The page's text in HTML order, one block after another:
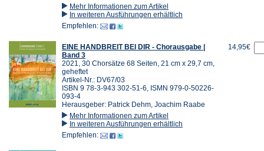
Mehr Informationen zum Artikel
In weiteren Ausführungen erhältlich
Empfehlen:
EINE HANDBREIT BEI DIR - Chorausgabe |
Band 3
2021, 30 Chorsätze 68 Seiten, 21 cm x 29,7 cm,
geheftet
Artikel-Nr.: DV67/03
ISBN 9 78-3-943 302-51-6, ISMN 979-0-50226-
093-4
Herausgeber: Patrick Dehm, Joachim Raabe
Mehr Informationen zum Artikel
In weiteren Ausführungen erhältlich
Empfehlen:
14,95€